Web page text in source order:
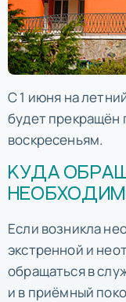
С 1 июня на
будет прекращён
воскресеньям.
КУДА
Если возникла
экстренной и
обращаться в
и в приёмный